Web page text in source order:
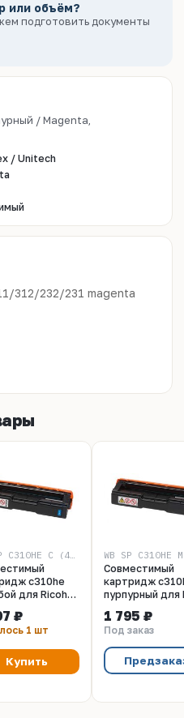
или объём?
подготовить документы
/ Magenta,
/ Unitech
312/232/231 magenta
WB SP C310HE C (406480)
c310he
для Ricoh
C311. 6K Black
₽
1 шт
Купить
Совместимый
картридж
пурпурный для
C310, C311. 6K
Magenta
1 795 ₽
Под заказ